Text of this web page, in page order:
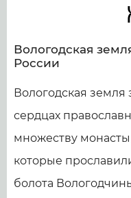
Вологодская
России
Вологодская земля
сердцах
множеству
которые
болота